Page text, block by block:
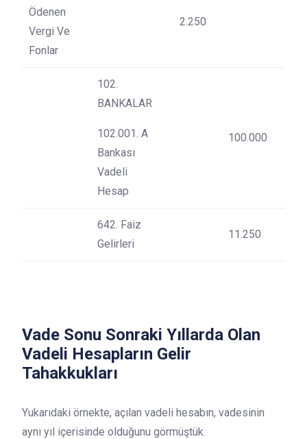
Ödenen
Vergi Ve
Fonlar
2.250
102.
BANKALAR
102.001. A
Bankası
Vadeli
Hesap
100.000
642. Faiz
Gelirleri
11.250
Vade Sonu Sonraki Yıllarda Olan
Vadeli Hesapların Gelir
Tahakkukları
Yukarıdaki örnekte, açılan vadeli hesabın, vadesinin
aynı yıl içerisinde olduğunu görmüştük.